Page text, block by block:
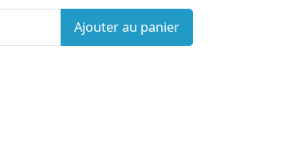
Ajouter au panier